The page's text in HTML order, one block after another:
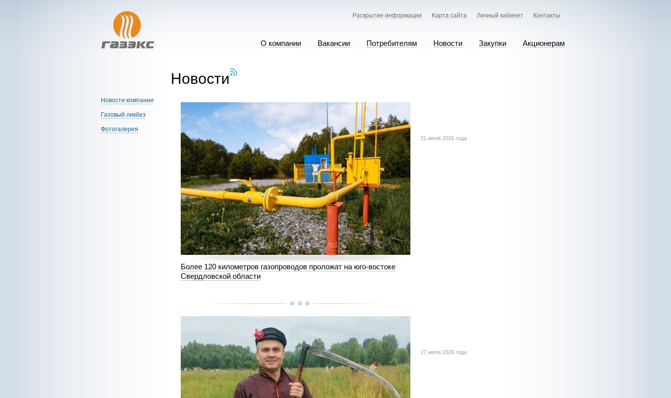
Раскрытие информации Карта сайта Личный кабинет Контакты
О компании Вакансии Потребителям Новости Закупки Акционерам
Новости
31 июля 2026 года
Более 120 километров газопроводов проложат на юго-востоке
Свердловской области
27 июля 2026 года
Новости компании
Газовый ликбез
Фотогалерея